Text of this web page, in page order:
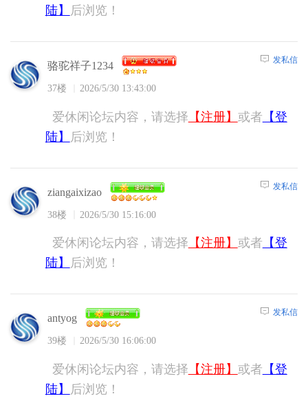
陆】 后浏览！
骆驼祥子1234
37楼 2026/5/30 13:43:00
发私信
爱休闲论坛内容，请选择 【注册】 或者 【登
陆】
后浏览！
ziangaixizao
38楼 2026/5/30 15:16:00
发私信
爱休闲论坛内容，请选择 【注册】 或者 【登
陆】
后浏览！
antyog
39楼 2026/5/30 16:06:00
发私信
爱休闲论坛内容，请选择 【注册】 或者 【登
陆】
后浏览！